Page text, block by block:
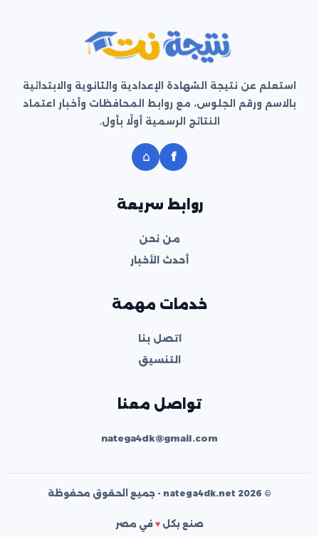
استعلم عن نتيجة الشهادة الإعدادية والثانوية والابتدائية
بالاسم ورقم الجلوس، مع روابط المحافظات وأخبار اعتماد
النتائج الرسمية أولًا بأول.
f
⌂
روابط سريعة
من نحن
أحدث الأخبار
خدمات مهمة
اتصل بنا
التنسيق
تواصل معنا
natega4dk@gmail.com
© 2026 natega4dk.net - جميع الحقوق محفوظة
صنع بكل ♥ في مصر